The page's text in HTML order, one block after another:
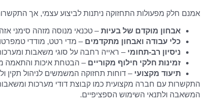
אמנם חלק מפעולות התחזוקה ניתנות לביצוע עצמי, אך
אבחון מוקדם של בעיות – טכנאי מנוסה מזהה סימני
כלי עבודה ואבחון מתקדמים – מדי רטט, מודדי
ניסיון רב-תחומי – ראייה רחבה על סוגי משאבות
זמינות חלקי חילוף מקוריים – הבטחת איכות והתאמה
תיעוד מקצועי – דוחות תחזוקה המשמשים לניהול תקין
התקשרות עם חברה מקצועית כמו קבוצת דודי מערכות
המשאבה ולתנאי השימוש הספציפיים.